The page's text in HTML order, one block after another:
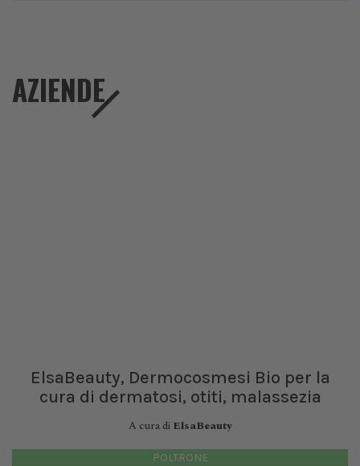
AZIENDE
ElsaBeauty, Dermocosmesi Bio per la
cura di dermatosi, otiti, malassezia
A cura di ElsaBeauty
POLTRONE